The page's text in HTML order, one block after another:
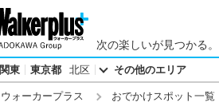
次の楽しいが見つかる。
関東 東京都 北区 その他のエリア
ウォーカープラス おでかけスポット一覧